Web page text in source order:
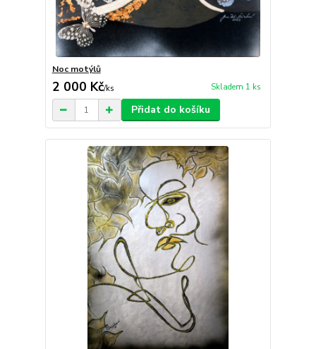
Noc motýlů
2 000 Kč/ks Skladem 1 ks
Přidat do košíku